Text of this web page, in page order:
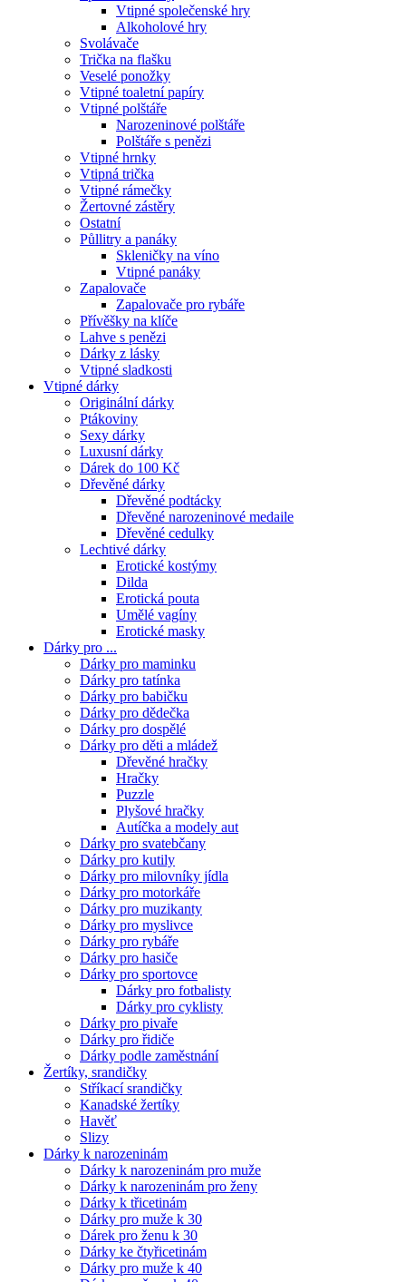
Vtipné společenské hry
Alkoholové hry
Svolávače
Trička na flašku
Veselé ponožky
Vtipné toaletní papíry
Vtipné polštáře
Narozeninové polštáře
Polštáře s penězi
Vtipné hrnky
Vtipná trička
Vtipné rámečky
Žertovné zástěry
Ostatní
Půllitry a panáky
Skleničky na víno
Vtipné panáky
Zapalovače
Zapalovače pro rybáře
Přívěšky na klíče
Lahve s penězi
Dárky z lásky
Vtipné sladkosti
Vtipné dárky
Originální dárky
Ptákoviny
Sexy dárky
Luxusní dárky
Dárek do 100 Kč
Dřevěné dárky
Dřevěné podtácky
Dřevěné narozeninové medaile
Dřevěné cedulky
Lechtivé dárky
Erotické kostýmy
Dilda
Erotická pouta
Umělé vagíny
Erotické masky
Dárky pro ...
Dárky pro maminku
Dárky pro tatínka
Dárky pro babičku
Dárky pro dědečka
Dárky pro dospělé
Dárky pro děti a mládež
Dřevěné hračky
Hračky
Puzzle
Plyšové hračky
Autíčka a modely aut
Dárky pro svatebčany
Dárky pro kutily
Dárky pro milovníky jídla
Dárky pro motorkáře
Dárky pro muzikanty
Dárky pro myslivce
Dárky pro rybáře
Dárky pro hasiče
Dárky pro sportovce
Dárky pro fotbalisty
Dárky pro cyklisty
Dárky pro pivaře
Dárky pro řidiče
Dárky podle zaměstnání
Žertíky, srandičky
Stříkací srandičky
Kanadské žertíky
Havěť
Slizy
Dárky k narozeninám
Dárky k narozeninám pro muže
Dárky k narozeninám pro ženy
Dárky k třicetinám
Dárky pro muže k 30
Dárek pro ženu k 30
Dárky ke čtyřicetinám
Dárky pro muže k 40